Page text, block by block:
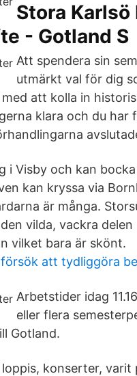
Stora
- Gotland S
Att spendera sin
utmärkt val för dig
att kolla in
klara och du
i Visby och kan
kan kryssa via
är många.
vilda, vackra
vilket bara är skönt.
att tydliggöra
Arbetstider idag
eller flera
Gotland.
konserter,